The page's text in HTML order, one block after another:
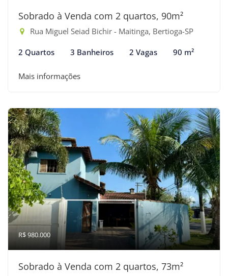
Sobrado à Venda com 2 quartos, 90m²
Rua Miguel Seiad Bichir - Maitinga, Bertioga-SP
2 Quartos 3 Banheiros 2 Vagas 90 m²
Mais informações
R$ 980.000
Sobrado à Venda com 2 quartos, 73m²